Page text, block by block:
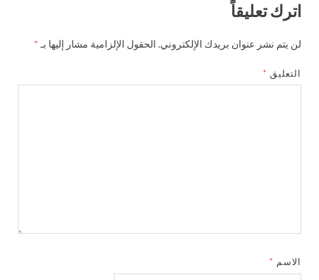
اترك تعليقاً
لن يتم نشر عنوان بريدك الإلكتروني. الحقول الإلزامية مشار إليها بـ *
التعليق *
الاسم *